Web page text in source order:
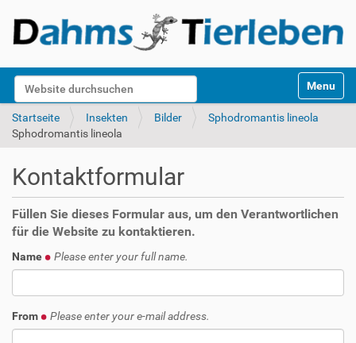
Website durchsuchen
k
Toggle
Startseite Insekten Bilder
Sphodromantis lineola
Sphodromantis lineola
Kontaktformular
Füllen Sie dieses Formular aus, um den Verantwortlichen
für die Website zu kontaktieren.
Name Please enter your full name.
From Please enter your e-mail address.